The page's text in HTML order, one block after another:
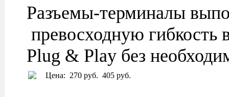
Разъемы-терминалы
превосходную гибкость
Plug & Play без
Цена: 270 руб. 405 руб.